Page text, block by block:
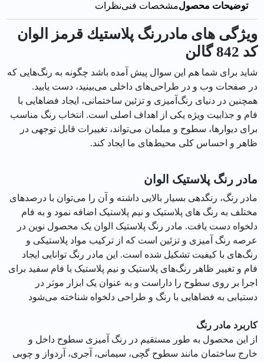
توضیحات محصولمشخصات فنینظرات
ویژگی های مادررنگ پلاستيك قرمز الوان
کد 842 گالن
شاید برای شما هم این سوال پیش آمده باشد چگونه به رنگ‌هایی که
در صفحات وب و در طراحی‌های داخلی می‌بینید، دست یابید.
همچنین در دنیای رنگ‌آمیزی و تزئین ساختمانی، ایجاد فضاهایی با
فام و جذابیت ویژه یکی از اهداف اصلی است. انتخاب رنگ مناسب
برای دیوارها، سطوح و مبلمان می‌تواند، تغییرات قابل توجهی در
ظاهر و احساس کلی محیط‌های ما ایجاد کند.
مادر رنگ پلاستیک الوان
مادر رنگ، رنگدهی بسیار بالایی داشته و آن را می‌توان با درصدهای
مختلف به رنگ های پلاستیک و نیم پلاستیک اضافه نمود و به فام
دلخواه دست یافت. مادر رنگ پلاستیک الوان یک محصول نوین در
عرصه رنگ ‌آمیزی و تزئین است که از ترکیب مواد پلاستیکی و
رنگ‌های با کیفیت تشکیل شده است. این مادر رنگ توانایی ایجاد
فام و تغییر ظاهر رنگ‌های پلاستیک و نیم پلاستیک با فام سفید برای
اجرا بر روی سطوح را داراست و به عنوان یک ابزار موثر در
دستیابی به فضاهایی با رنگ و طراحی دلخواه شناخته می‌شود
کاربرد مادر رنگ
از این محصول به طور مستقیم در رنگ آمیزی سطوح داخل و
خارج ساختمان مانند سطوح گچی، سیمانی، آجری، آردواز و چوبی